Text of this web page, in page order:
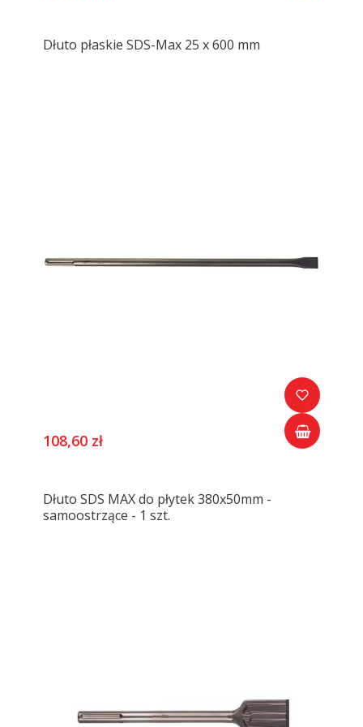
Dłuto płaskie SDS-Max 25 x 600 mm
108,60 zł
Dłuto SDS MAX do płytek 380x50mm -
samoostrzące - 1 szt.